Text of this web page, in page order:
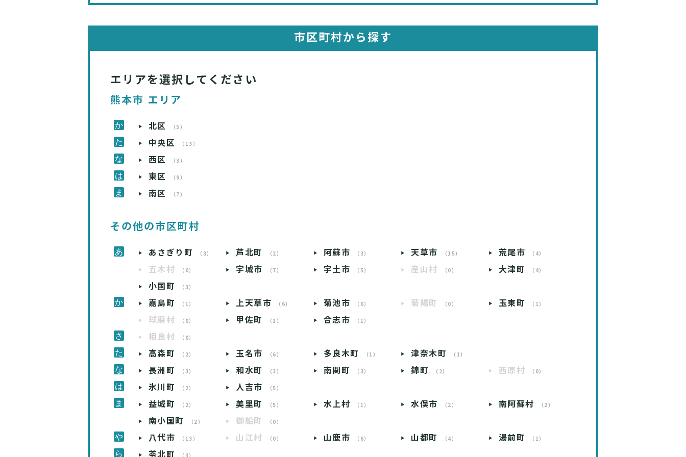
市区町村から探す
エリアを選択してください
熊本市 エリア
北区 （5）
中央区 （13）
西区 （3）
東区 （9）
南区 （7）
その他の市区町村
あさぎり町 （3） 芦北町 （2） 阿蘇市 （3） 天草市 （15） 荒尾市 （4）
五木村 （0） 宇城市 （7） 宇土市 （5） 産山村 （0） 大津町 （4）
小国町 （3）
嘉島町 （1） 上天草市 （6） 菊池市 （6） 菊陽町 （0） 玉東町 （1）
球磨村 （0） 甲佐町 （1） 合志市 （1）
相良村 （0）
高森町 （2） 玉名市 （6） 多良木町 （1） 津奈木町 （1）
長洲町 （3） 和水町 （3） 南関町 （3） 錦町 （2） 西原村 （0）
氷川町 （2） 人吉市 （5）
益城町 （2） 美里町 （5） 水上村 （1） 水俣市 （2） 南阿蘇村 （2）
南小国町 （2） 御船町 （0）
八代市 （13） 山江村 （0） 山鹿市 （6） 山都町 （4） 湯前町 （1）
苓北町